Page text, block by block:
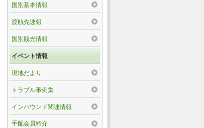
国別基本情報
渡航先速報
国別観光情報
イベント情報
現地だより
トラブル事例集
インバウンド関連情報
手配会員紹介